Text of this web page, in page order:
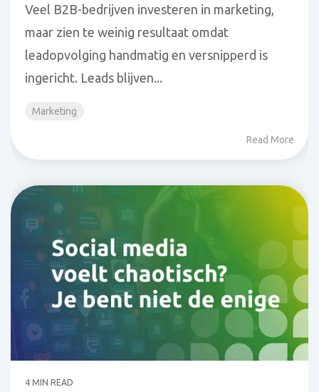
Veel B2B-bedrijven investeren in marketing,
maar zien te weinig resultaat omdat
leadopvolging handmatig en versnipperd is
ingericht. Leads blijven...
Marketing
Read More
4 MIN READ